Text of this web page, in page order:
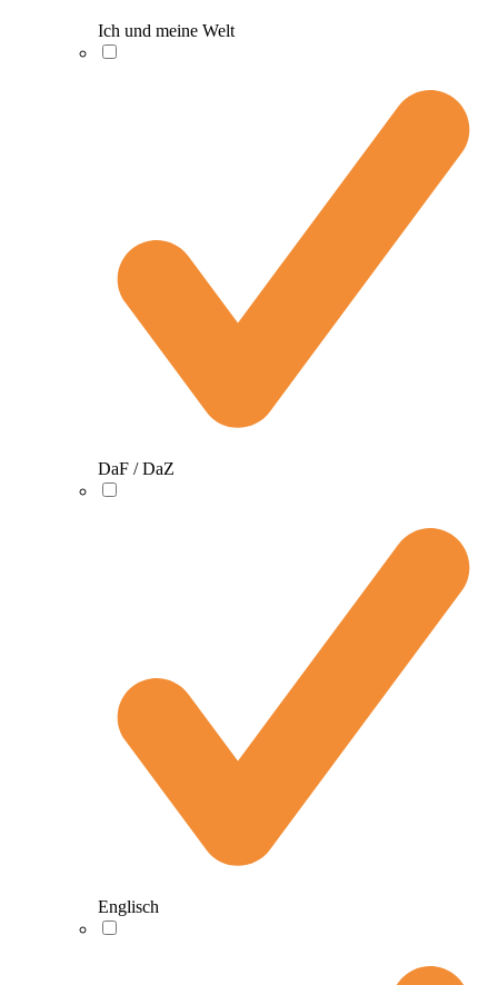
Ich und meine Welt
DaF / DaZ
Englisch